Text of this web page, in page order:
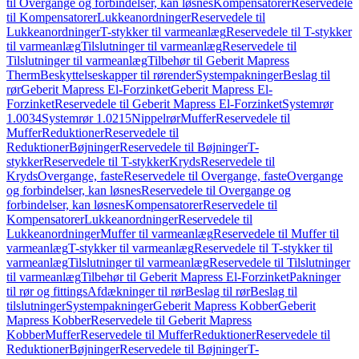
til Overgange og forbindelser, kan løsnesKompensatorerReservedele
til KompensatorerLukkeanordningerReservedele til
LukkeanordningerT-stykker til varmeanlægReservedele til T-stykker
til varmeanlægTilslutninger til varmeanlægReservedele til
Tilslutninger til varmeanlægTilbehør til Geberit Mapress
ThermBeskyttelseskapper til rørenderSystempakningerBeslag til
rørGeberit Mapress El-ForzinketGeberit Mapress El-
ForzinketReservedele til Geberit Mapress El-ForzinketSystemrør
1.0034Systemrør 1.0215NippelrørMufferReservedele til
MufferReduktionerReservedele til
ReduktionerBøjningerReservedele til BøjningerT-
stykkerReservedele til T-stykkerKrydsReservedele til
KrydsOvergange, fasteReservedele til Overgange, fasteOvergange
og forbindelser, kan løsnesReservedele til Overgange og
forbindelser, kan løsnesKompensatorerReservedele til
KompensatorerLukkeanordningerReservedele til
LukkeanordningerMuffer til varmeanlægReservedele til Muffer til
varmeanlægT-stykker til varmeanlægReservedele til T-stykker til
varmeanlægTilslutninger til varmeanlægReservedele til Tilslutninger
til varmeanlægTilbehør til Geberit Mapress El-ForzinketPakninger
til rør og fittingsAfdækninger til rørBeslag til rørBeslag til
tilslutningerSystempakningerGeberit Mapress KobberGeberit
Mapress KobberReservedele til Geberit Mapress
KobberMufferReservedele til MufferReduktionerReservedele til
ReduktionerBøjningerReservedele til BøjningerT-